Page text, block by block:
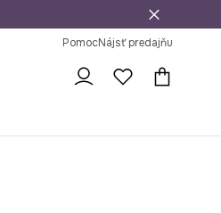
PomocNájsť predajňu